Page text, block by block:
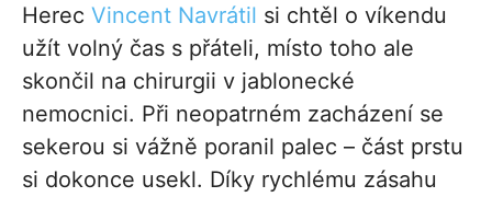
Herec Vincent Navrátil si chtěl o víkendu
užít volný čas s přáteli, místo toho ale
skončil na chirurgii v jablonecké
nemocnici. Při neopatrném zacházení se
sekerou si vážně poranil palec – část prstu
si dokonce usekl. Díky rychlému zásahu